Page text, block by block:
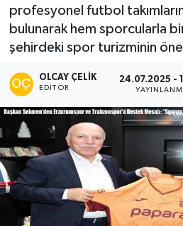
profesyonel futbol
bulunarak hem sporcularla
şehirdeki spor turizminin
OLCAY ÇELIK
EDITÖR
24.07.2025 -
Spor
Siyaset
Teknoloji
Kültür Sanat
Muş
Hasköy
Haber Arşivi